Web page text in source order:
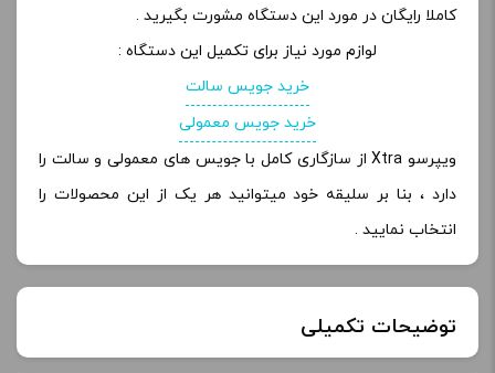
کاملا رایگان در مورد این دستگاه مشورت بگیرید .
لوازم مورد نیاز برای تکمیل این دستگاه :
خرید جویس سالت
خرید جویس معمولی
ویپرسو Xtra از سازگاری کامل با جویس های معمولی و سالت را
دارد ، بنا بر سلیقه خود میتوانید هر یک از این محصولات را
انتخاب نمایید .
توضیحات تکمیلی